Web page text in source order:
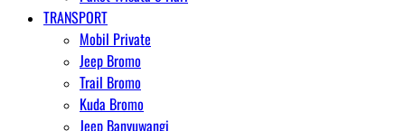
TRANSPORT
Mobil Private
Jeep Bromo
Trail Bromo
Kuda Bromo
Jeep Banyuwangi